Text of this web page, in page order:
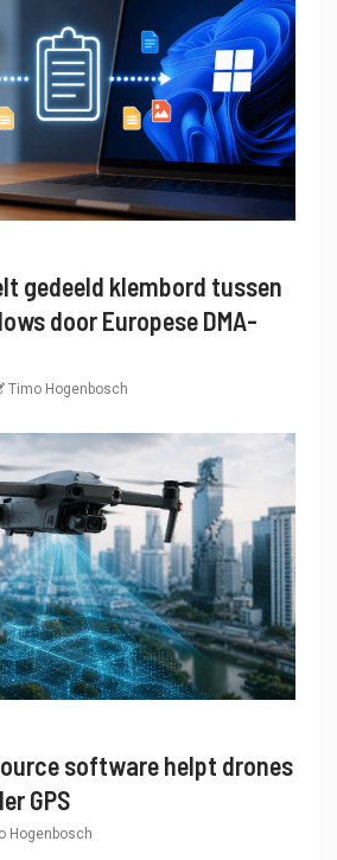
gedeeld klembord tussen
door Europese DMA-
Timo Hogenbosch
software helpt drones
GPS
Hogenbosch